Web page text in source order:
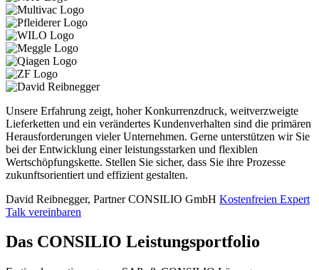
Unsere Erfahrung zeigt, hoher Konkurrenzdruck, weitverzweigte
Lieferketten und ein verändertes Kundenverhalten sind die primären
Herausforderungen vieler Unternehmen. Gerne unterstützen wir Sie
bei der Entwicklung einer leistungsstarken und flexiblen
Wertschöpfungskette. Stellen Sie sicher, dass Sie ihre Prozesse
zukunftsorientiert und effizient gestalten.
David Reibnegger, PartnerCONSILIO GmbH Kostenfreien Expert
Talk vereinbaren
Das CONSILIO Leistungsportfolio